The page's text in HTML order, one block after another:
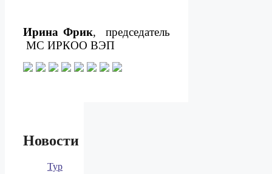
Ирина Фрик,
председатель
МС ИРКОО ВЭП
Новости
Тур